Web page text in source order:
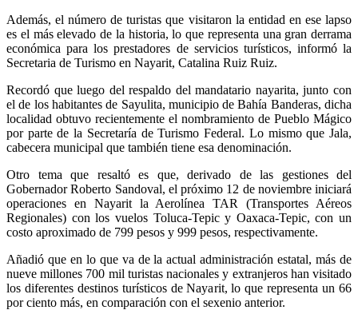
Además, el número de turistas que visitaron la entidad en ese lapso
es el más elevado de la historia, lo que representa una gran derrama
económica para los prestadores de servicios turísticos, informó la
Secretaria de Turismo en Nayarit, Catalina Ruiz Ruiz.
Recordó que luego del respaldo del mandatario nayarita, junto con
el de los habitantes de Sayulita, municipio de Bahía Banderas, dicha
localidad obtuvo recientemente el nombramiento de Pueblo Mágico
por parte de la Secretaría de Turismo Federal. Lo mismo que Jala,
cabecera municipal que también tiene esa denominación.
Otro tema que resaltó es que, derivado de las gestiones del
Gobernador Roberto Sandoval, el próximo 12 de noviembre iniciará
operaciones en Nayarit la Aerolínea TAR (Transportes Aéreos
Regionales) con los vuelos Toluca-Tepic y Oaxaca-Tepic, con un
costo aproximado de 799 pesos y 999 pesos, respectivamente.
Añadió que en lo que va de la actual administración estatal, más de
nueve millones 700 mil turistas nacionales y extranjeros han visitado
los diferentes destinos turísticos de Nayarit, lo que representa un 66
por ciento más, en comparación con el sexenio anterior.